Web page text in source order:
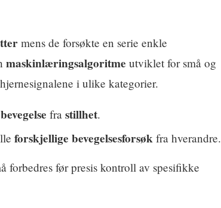
mens de forsøkte en serie enkle
maskinlæringsalgoritme utviklet for små og
i ulike kategorier.
fra stillhet.
forskjellige bevegelsesforsøk fra hverandre.
forbedres før presis kontroll av spesifikke